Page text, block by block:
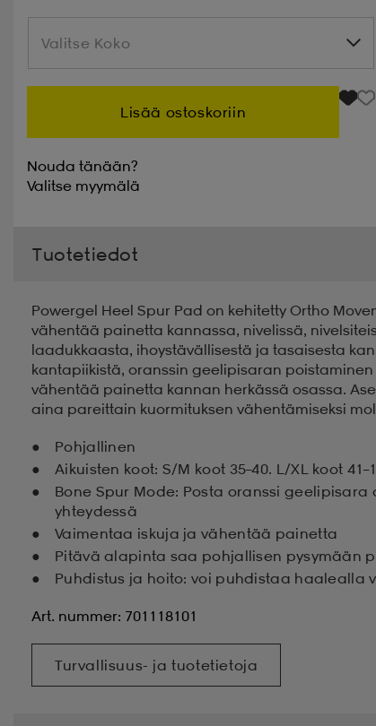
Valitse Koko
Valitse Koko
Lisää ostoskoriin
Nouda tänään?
Valitse myymälä
Tuotetiedot
Powergel Heel Spur Pad on kehitetty Ortho
vähentää painetta kannassa, nivelissä,
laadukkaasta, ihoystävällisestä ja tasaisesta
kantapiikistä, oranssin geelipisaran
vähentää painetta kannan herkässä osassa.
aina pareittain kuormituksen vähentämiseksi
Pohjallinen
Aikuisten koot: S/M koot 35–40. L/XL koot
Bone Spur Mode: Posta oranssi
yhteydessä
Vaimentaa iskuja ja vähentää painetta
Pitävä alapinta saa pohjallisen pysymään
Puhdistus ja hoito: voi puhdistaa
Art. nummer: 701118101
Turvallisuus- ja tuotetietoja